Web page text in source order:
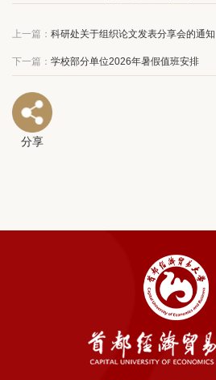
上一篇： 科研处关于组织论文发表分享会的通知
下一篇： 学校部分单位2026年暑假值班安排
分享